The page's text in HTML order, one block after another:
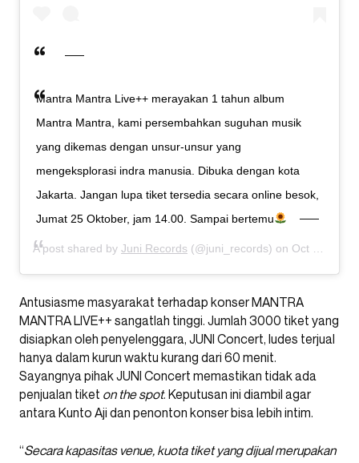
Mantra Mantra Live++ merayakan 1 tahun album
Mantra Mantra, kami persembahkan suguhan musik
yang dikemas dengan unsur-unsur yang
mengeksplorasi indra manusia. Dibuka dengan kota
Jakarta. Jangan lupa tiket tersedia secara online besok,
Jumat 25 Oktober, jam 14.00. Sampai bertemu
A post shared by Juni Records (@juni_records) on Oct 24, 2019 at 5:29am PDT
Antusiasme masyarakat terhadap konser MANTRA
MANTRA LIVE++ sangatlah tinggi. Jumlah 3000 tiket yang
disiapkan oleh penyelenggara, JUNI Concert, ludes terjual
hanya dalam kurun waktu kurang dari 60 menit.
Sayangnya pihak JUNI Concert memastikan tidak ada
penjualan tiket on the spot. Keputusan ini diambil agar
antara Kunto Aji dan penonton konser bisa lebih intim.
“Secara kapasitas venue, kuota tiket yang dijual merupakan